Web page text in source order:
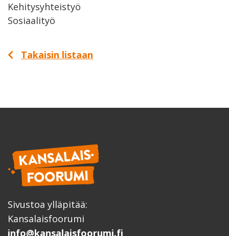
Kehitysyhteistyö
Sosiaalityö
Takaisin listaan
Sivustoa ylläpitää:
Kansalaisfoorumi
info@kansalaisfoorumi.fi